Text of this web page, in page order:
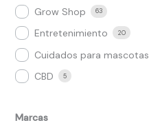
Grow Shop​ 63
Entretenimiento 20
Cuidados para mascotas
CBD 5
Marcas